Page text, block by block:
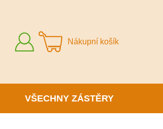
Přihlásit
se
Nákupní košík
VŠECHNY ZÁSTĚRY